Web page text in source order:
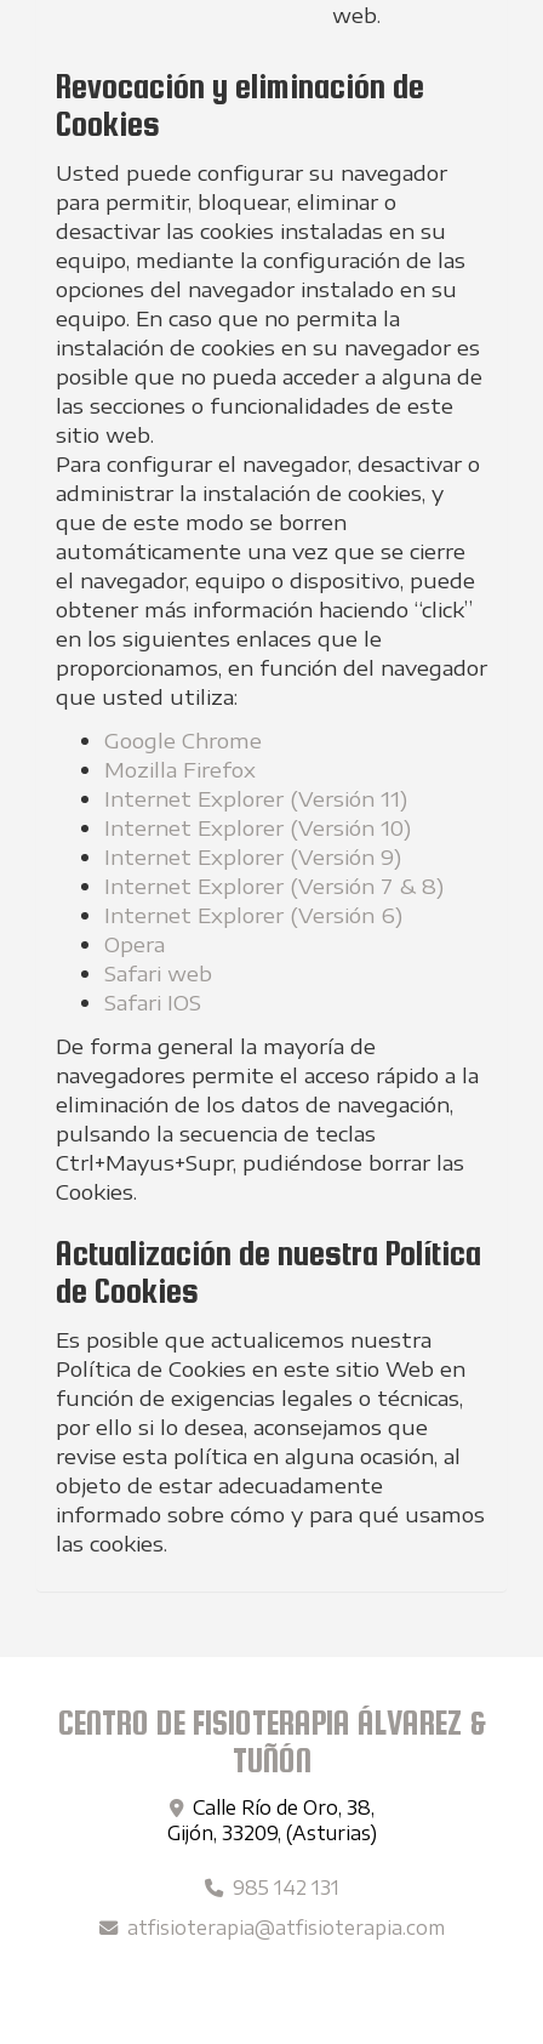
web.
Revocación y eliminación de
Cookies
Usted puede configurar su navegador
para permitir, bloquear, eliminar o
desactivar las cookies instaladas en su
equipo, mediante la configuración de las
opciones del navegador instalado en su
equipo. En caso que no permita la
instalación de cookies en su navegador es
posible que no pueda acceder a alguna de
las secciones o funcionalidades de este
sitio web.
Para configurar el navegador, desactivar o
administrar la instalación de cookies, y
que de este modo se borren
automáticamente una vez que se cierre
el navegador, equipo o dispositivo, puede
obtener más información haciendo “click”
en los siguientes enlaces que le
proporcionamos, en función del navegador
que usted utiliza:
Google Chrome
Mozilla Firefox
Internet Explorer (Versión 11)
Internet Explorer (Versión 10)
Internet Explorer (Versión 9)
Internet Explorer (Versión 7 & 8)
Internet Explorer (Versión 6)
Opera
Safari web
Safari IOS
De forma general la mayoría de
navegadores permite el acceso rápido a la
eliminación de los datos de navegación,
pulsando la secuencia de teclas
Ctrl+Mayus+Supr, pudiéndose borrar las
Cookies.
Actualización de nuestra Política
de Cookies
Es posible que actualicemos nuestra
Política de Cookies en este sitio Web en
función de exigencias legales o técnicas,
por ello si lo desea, aconsejamos que
revise esta política en alguna ocasión, al
objeto de estar adecuadamente
informado sobre cómo y para qué usamos
las cookies.
CENTRO DE FISIOTERAPIA ÁLVAREZ &
TUÑÓN
Calle Río de Oro, 38,
Gijón, 33209, (Asturias)
985 142 131
atfisioterapia
atfisioterapia.com